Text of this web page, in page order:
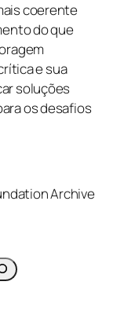
coerente
do que
e sua
soluções
os desafios
Archive